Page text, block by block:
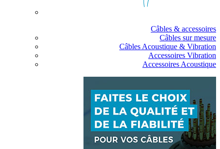
Câbles & accessoires
Câbles sur mesure
Câbles Acoustique & Vibration
Accessoires Vibration
Accessoires Acoustique